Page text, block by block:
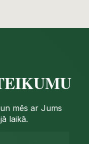
mēs ar Jums
laikā.